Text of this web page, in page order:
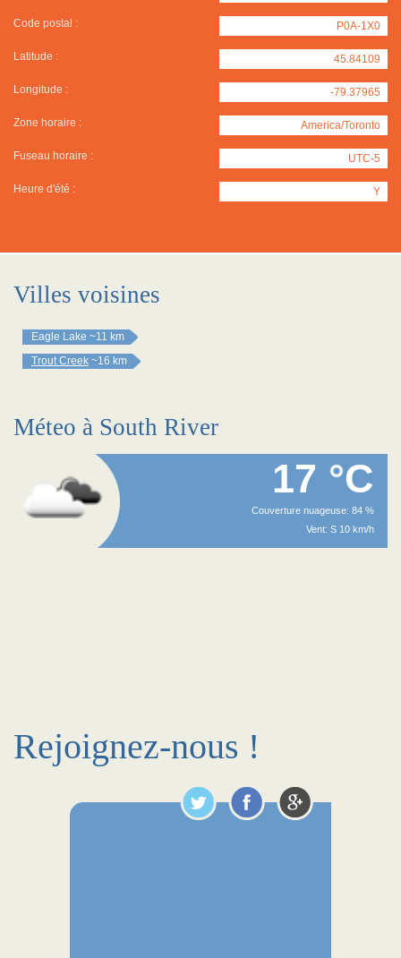
Code postal : P0A-1X0
Latitude : 45.84109
Longitude : -79.37965
Zone horaire : America/Toronto
Fuseau horaire : UTC-5
Heure d'été : Y
Villes voisines
Eagle Lake ~11 km
Trout Creek ~16 km
Méteo à South River
17 °C
Couverture nuageuse: 84 %
Vent: S 10 km/h
Rejoignez-nous !